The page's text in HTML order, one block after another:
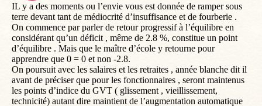
IL y a des moments ou l’envie vous est donnée de ramper sous
terre devant tant de médiocrité d’insuffisance et de fourberie .
On commence par parler de retour progressif à l’équilibre en
considérant qu’un déficit , même de 2.8 %, constitue un point
d’équilibre . Mais que le maître d’école y retourne pour
apprendre que 0 = 0 et non -2.8.
On poursuit avec les salaires et les retraites , année blanche dit il
avant de préciser que pour les fonctionnaires , seront maintenus
les points d’indice du GVT ( glissement , vieillissement,
technicité) autant dire maintient de l’augmentation automatique